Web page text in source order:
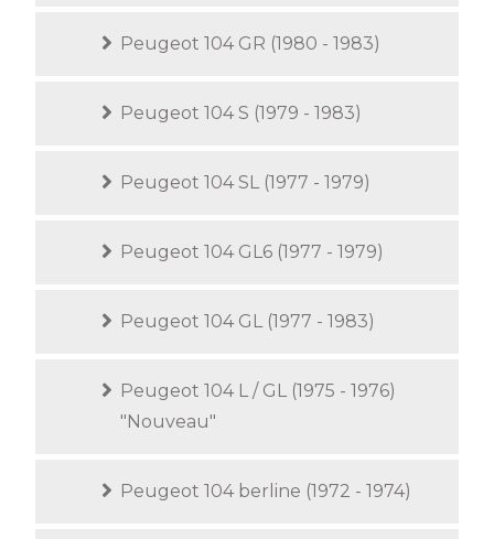
Peugeot 104 GR (1980 - 1983)
Peugeot 104 S (1979 - 1983)
Peugeot 104 SL (1977 - 1979)
Peugeot 104 GL6 (1977 - 1979)
Peugeot 104 GL (1977 - 1983)
Peugeot 104 L / GL (1975 - 1976)
"Nouveau"
Peugeot 104 berline (1972 - 1974)